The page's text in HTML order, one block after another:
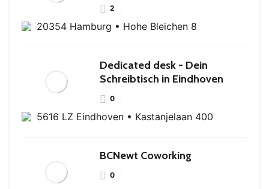
2
20354 Hamburg • Hohe Bleichen 8
Dedicated desk - Dein
Schreibtisch in Eindhoven
0
5616 LZ Eindhoven • Kastanjelaan 400
BCNewt Coworking
0